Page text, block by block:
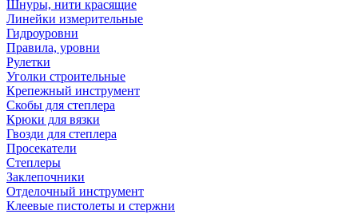
Шнуры, нити красящие
Линейки измерительные
Гидроуровни
Правила, уровни
Рулетки
Уголки строительные
Крепежный инструмент
Скобы для степлера
Крюки для вязки
Гвозди для степлера
Просекатели
Степлеры
Заклепочники
Отделочный инструмент
Клеевые пистолеты и стержни